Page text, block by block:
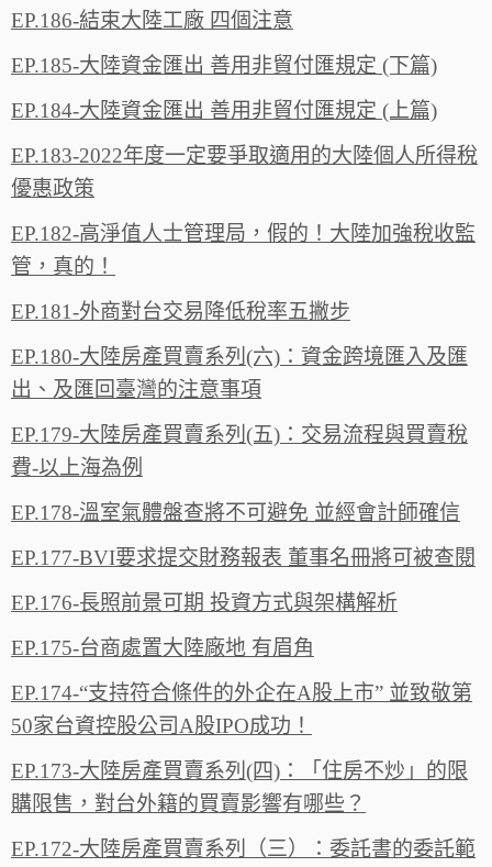
EP.186-結束大陸工廠 四個注意
EP.185-大陸資金匯出 善用非貿付匯規定 (下篇)
EP.184-大陸資金匯出 善用非貿付匯規定 (上篇)
EP.183-2022年度一定要爭取適用的大陸個人所得稅
優惠政策
EP.182-高淨值人士管理局，假的！大陸加強稅收監
管，真的！
EP.181-外商對台交易降低稅率五撇步
EP.180-大陸房產買賣系列(六)：資金跨境匯入及匯
出、及匯回臺灣的注意事項
EP.179-大陸房產買賣系列(五)：交易流程與買賣稅
費-以上海為例
EP.178-溫室氣體盤查將不可避免 並經會計師確信
EP.177-BVI要求提交財務報表 董事名冊將可被查閱
EP.176-長照前景可期 投資方式與架構解析
EP.175-台商處置大陸廠地 有眉角
EP.174-“支持符合條件的外企在A股上市” 並致敬第
50家台資控股公司A股IPO成功！
EP.173-大陸房產買賣系列(四)：「住房不炒」的限
購限售，對台外籍的買賣影響有哪些？
EP.172-大陸房產買賣系列（三）：委託書的委託範